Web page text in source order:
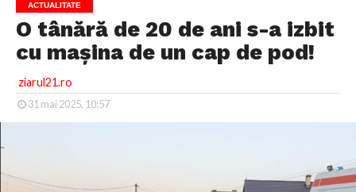
ACTUALITATE
O tânără de 20 de ani s-a izbit
cu mașina de un cap de pod!
ziarul21.ro
31 mai 2025, 10:57